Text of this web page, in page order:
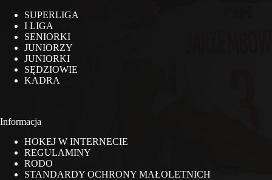
SUPERLIGA
I LIGA
SENIORKI
JUNIORZY
JUNIORKI
SĘDZIOWIE
KADRA
Informacja
HOKEJ W INTERNECIE
REGULAMINY
RODO
STANDARDY OCHRONY MAŁOLETNICH